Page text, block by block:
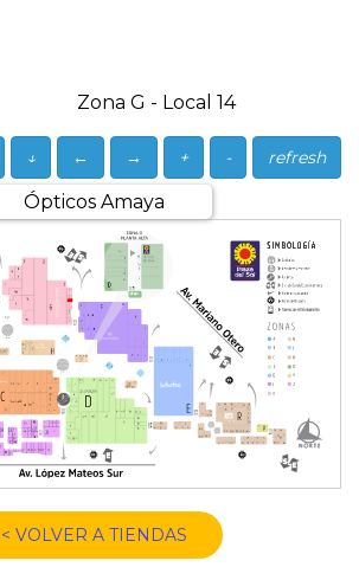
Zona G - Local 14
refresh
-
+
→
←
↓
Ópticos Amaya
< VOLVER A TIENDAS